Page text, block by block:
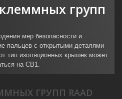
групп
мер безопасности и
пальцев с открытыми деталями
тип изоляционных крышек может
на CB1.
ГРУПП RAAD